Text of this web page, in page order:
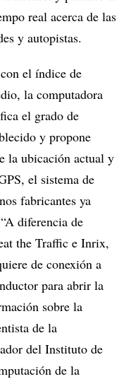
real acerca de las
y autopistas.
el índice de
la computadora
el grado de
y propone
la ubicación actual y
el sistema de
fabricantes ya
diferencia de
the Traffic e Inrix,
de conexión a
para abrir la
sobre la
de la
del Instituto de
de la